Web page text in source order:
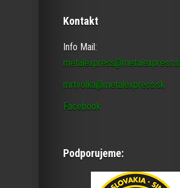
Kontakt
Info Mail:
mrtvolka@metalexpress.sk
Facebook
Podporujeme: